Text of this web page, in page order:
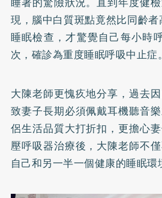
現，腦中白質斑點竟然比同齡
睡眠檢查，才驚覺自己每小時
次，確診為重度睡眠呼吸中止症。
大陳老師更愧疚地分享，過去
致妻子長期必須佩戴耳機聽音
侶生活品質大打折扣，更擔心
壓呼吸器治療後，大陳老師不
自己和另一半一個健康的睡眠環